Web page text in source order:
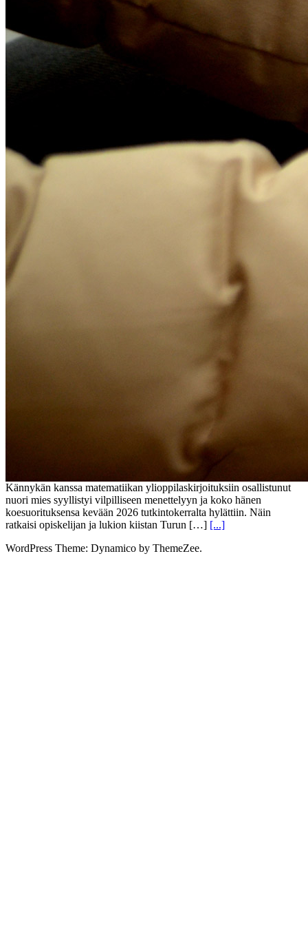
Kännykän kanssa matematiikan ylioppilaskirjoituksiin osallistunut
nuori mies syyllistyi vilpilliseen menettelyyn ja koko hänen
koesuorituksensa kevään 2026 tutkintokerralta hylättiin. Näin
ratkaisi opiskelijan ja lukion kiistan Turun […] [...]
WordPress Theme: Dynamico by ThemeZee.